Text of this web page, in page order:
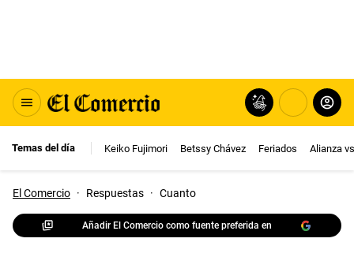
Temas del día Keiko Fujimori Betssy Chávez Feriados Alianza
El Comercio · Respuestas · Cuanto
Añadir El Comercio como fuente preferida en